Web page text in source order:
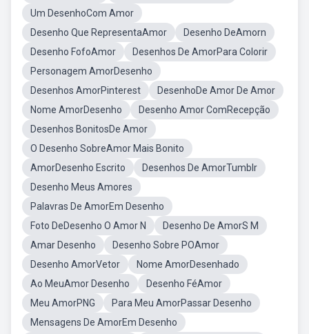
Um DesenhoCom Amor
Desenho Que RepresentaAmor
Desenho DeAmorn
Desenho FofoAmor
Desenhos De AmorPara Colorir
Personagem AmorDesenho
Desenhos AmorPinterest
DesenhoDe Amor De Amor
Nome AmorDesenho
Desenho Amor ComRecepção
Desenhos BonitosDe Amor
O Desenho SobreAmor Mais Bonito
AmorDesenho Escrito
Desenhos De AmorTumblr
Desenho Meus Amores
Palavras De AmorEm Desenho
Foto DeDesenho O Amor N
Desenho De AmorS M
Amar Desenho
Desenho Sobre POAmor
Desenho AmorVetor
Nome AmorDesenhado
Ao MeuAmor Desenho
Desenho FéAmor
Meu AmorPNG
Para Meu AmorPassar Desenho
Mensagens De AmorEm Desenho